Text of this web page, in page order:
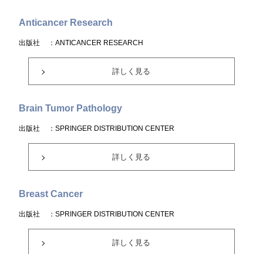
Anticancer Research
出版社 ：ANTICANCER RESEARCH
詳しく見る
Brain Tumor Pathology
出版社 ：SPRINGER DISTRIBUTION CENTER
詳しく見る
Breast Cancer
出版社 ：SPRINGER DISTRIBUTION CENTER
詳しく見る